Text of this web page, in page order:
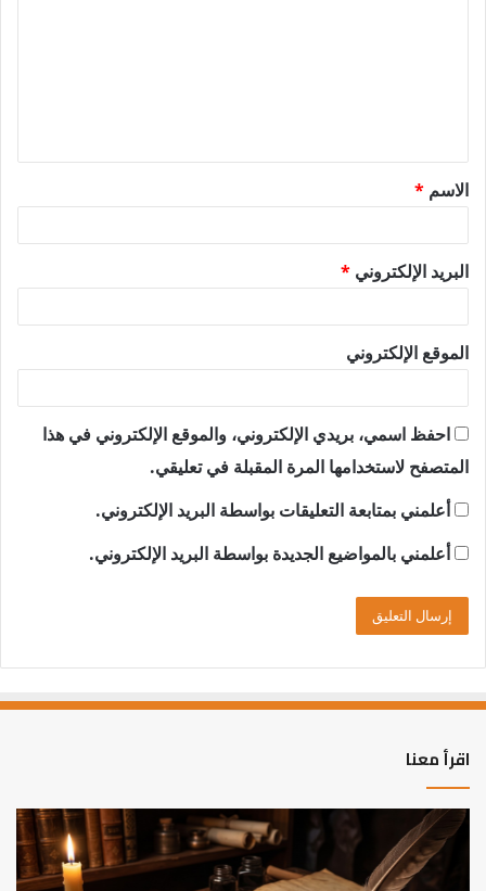
ق
*
الاسم *
البريد الإلكتروني *
الموقع الإلكتروني
احفظ اسمي، بريدي الإلكتروني، والموقع الإلكتروني في هذا
المتصفح لاستخدامها المرة المقبلة في تعليقي.
أعلمني بمتابعة التعليقات بواسطة البريد الإلكتروني.
أعلمني بالمواضيع الجديدة بواسطة البريد الإلكتروني.
اقرأ معنا
العلاقة
العلمية